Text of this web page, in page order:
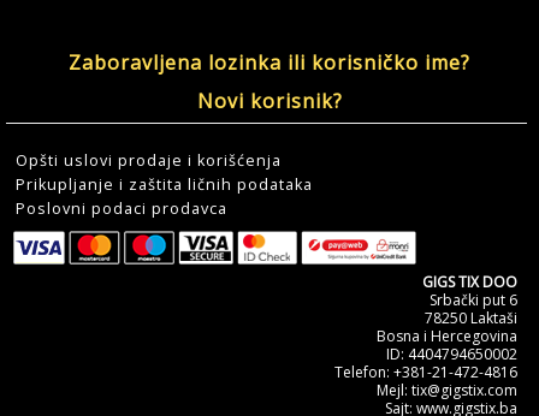
Zaboravljena lozinka ili korisničko ime?
Novi korisnik?
Opšti uslovi prodaje i korišćenja
Prikupljanje i zaštita ličnih podataka
Poslovni podaci prodavca
GIGS TIX DOO
Srbački put 6
78250 Laktaši
Bosna i Hercegovina
ID: 4404794650002
Telefon: +381-21-472-4816
Mejl: tix@gigstix.com
Sajt: www.gigstix.ba